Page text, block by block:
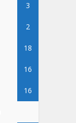
3
2
18
16
16